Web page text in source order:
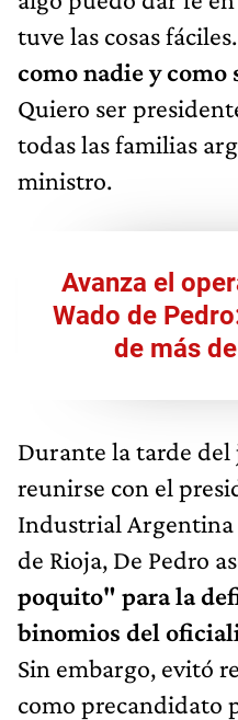
tuve las cosas fáciles.
como nadie y como
Quiero ser
todas las familias
ministro.
Avanza el
Wado de
de más
Durante la tarde del
reunirse con el
Industrial Argentina
de Rioja, De Pedro
poquito" para la
binomios del
Sin embargo, evitó
como precandidato